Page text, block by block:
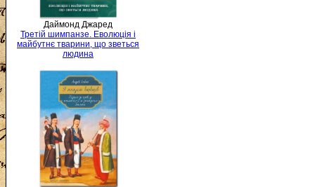
Даймонд Джаред
Третій шимпанзе. Еволюція і
майбутнє тварини, що зветься
людина